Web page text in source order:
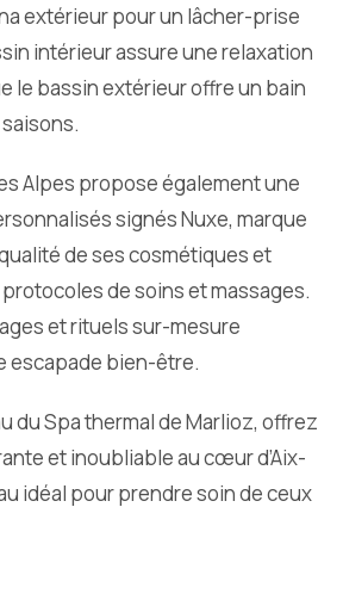
extérieur pour un lâcher-prise
intérieur assure une relaxation
le bassin extérieur offre un bain
Alpes propose également une
signés Nuxe, marque
de ses cosmétiques et
protocoles de soins et massages.
et rituels sur-mesure
escapade bien-être.
du Spa thermal de Marlioz, offrez
et inoubliable au cœur d’Aix-
idéal pour prendre soin de ceux